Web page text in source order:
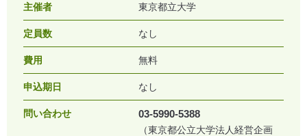
主催者 東京都立大学
定員数 なし
費用 無料
申込期日 なし
問い合わせ 03-5990-5388
（東京都公立大学法人経営企画